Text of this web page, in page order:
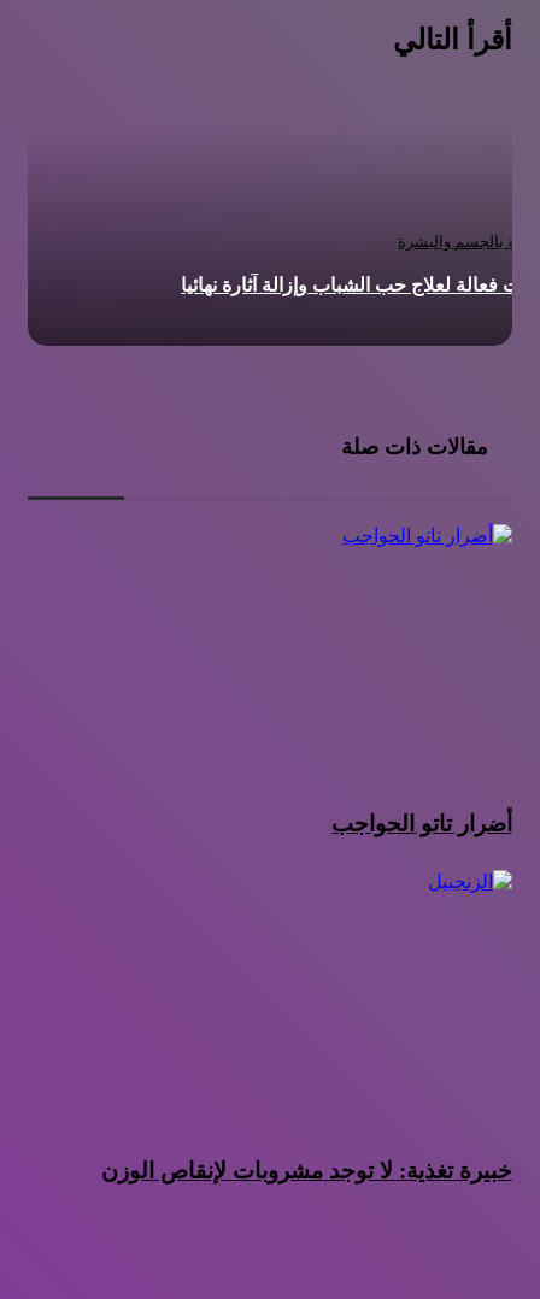
أقرأ التالي
بالجسم والبشرة
فعالة لعلاج حب الشباب وإزالة آثارة نهائيا
مقالات ذات صلة
أضرار تاتو الحواجب
خبيرة تغذية: لا توجد مشروبات لإنقاص الوزن